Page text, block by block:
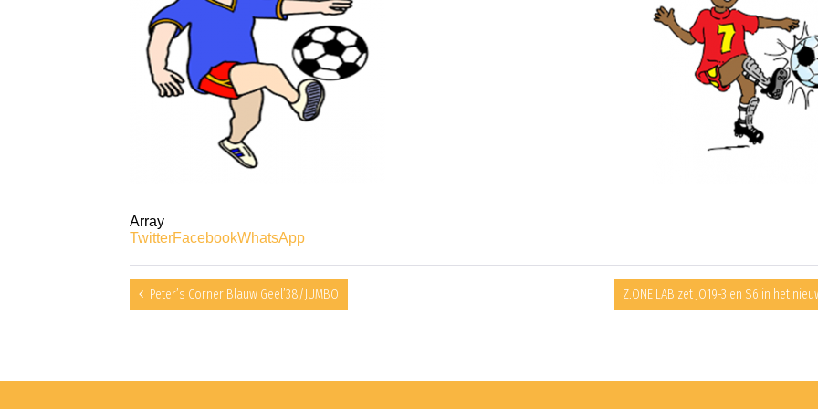
Array
TwitterFacebookWhatsApp
Peter’s Corner Blauw Geel’38/JUMBO Z.ONE LAB zet JO19-3 en S6 in het